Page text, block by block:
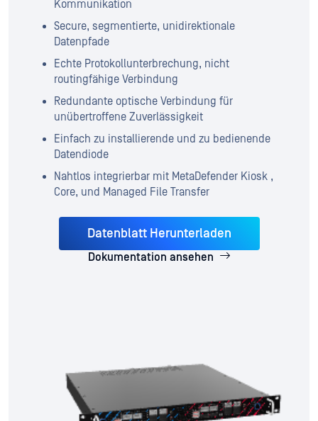
Kommunikation
Secure, segmentierte, unidirektionale
Datenpfade
Echte Protokollunterbrechung, nicht
routingfähige Verbindung
Redundante optische Verbindung für
unübertroffene Zuverlässigkeit
Einfach zu installierende und zu bedienende
Datendiode
Nahtlos integrierbar mit MetaDefender Kiosk ,
Core, und Managed File Transfer
Datenblatt Herunterladen
Dokumentation ansehen